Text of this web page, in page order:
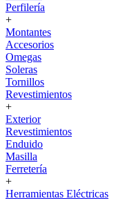
Perfilería
+
Montantes
Accesorios
Omegas
Soleras
Tornillos
Revestimientos
+
Exterior
Revestimientos
Enduido
Masilla
Ferretería
+
Herramientas Eléctricas